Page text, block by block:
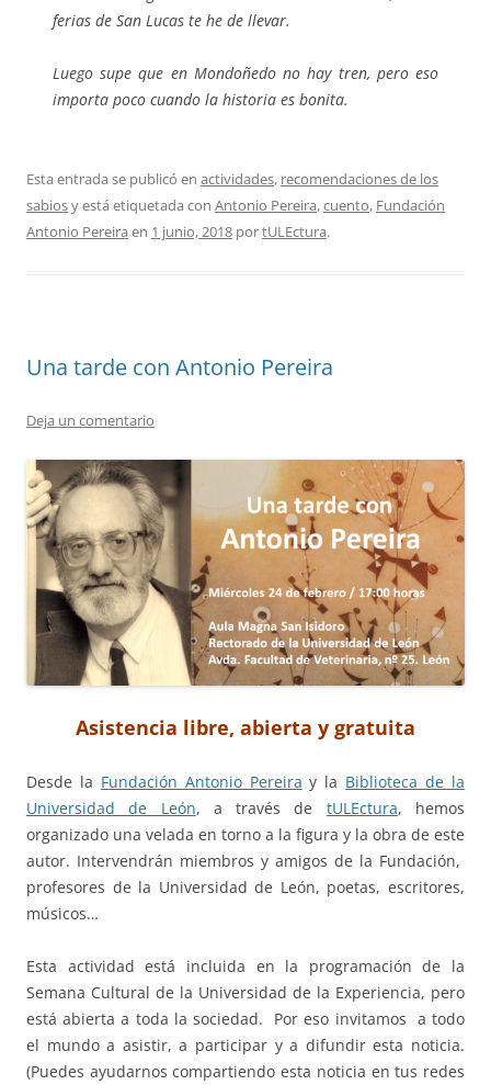
ferias de San Lucas te he de llevar.
Luego supe que en Mondoñedo no hay tren, pero eso
importa poco cuando la historia es bonita.
Esta entrada se publicó en actividades, recomendaciones de los
sabiosy está etiquetada con Antonio Pereira,cuento, Fundación
Antonio Pereira en 1 junio, 2018 portULEctura.
Una tarde con Antonio Pereira
Deja un comentario
Asistencia libre, abierta y gratuita
Desde la Fundación Antonio Pereira y la Biblioteca de la
Universidad de León, a través de tULEctura, hemos
organizado una velada en torno a la figura y la obra de este
autor. Intervendrán miembros y amigos de la Fundación,
profesores de la Universidad de León, poetas, escritores,
músicos…
Esta actividad está incluida en la programación de la
Semana Cultural de la Universidad de la Experiencia, pero
está abierta a toda la sociedad. Por eso invitamos a todo
el mundo a asistir, a participar y a difundir esta noticia.
(Puedes ayudarnos compartiendo esta noticia en tus redes